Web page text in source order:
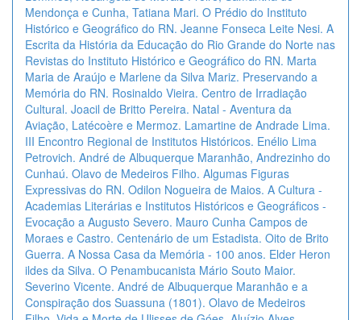
Mendonça e Cunha, Tatiana Mari. O Prédio do Instituto
Histórico e Geográfico do RN. Jeanne Fonseca Leite Nesi. A
Escrita da História da Educação do Rio Grande do Norte nas
Revistas do Instituto Histórico e Geográfico do RN. Marta
Maria de Araújo e Marlene da Silva Mariz. Preservando a
Memória do RN. Rosinaldo Vieira. Centro de Irradiação
Cultural. Joacil de Britto Pereira. Natal - Aventura da
Aviação, Latécoère e Mermoz. Lamartine de Andrade Lima.
III Encontro Regional de Institutos Históricos. Enélio Lima
Petrovich. André de Albuquerque Maranhão, Andrezinho do
Cunhaú. Olavo de Medeiros Filho. Algumas Figuras
Expressivas do RN. Odilon Nogueira de Maios. A Cultura -
Academias Literárias e Institutos Históricos e Geográficos -
Evocação a Augusto Severo. Mauro Cunha Campos de
Moraes e Castro. Centenário de um Estadista. Oito de Brito
Guerra. A Nossa Casa da Memória - 100 anos. Elder Heron
ildes da Silva. O Penambucanista Mário Souto Maior.
Severino Vicente. André de Albuquerque Maranhão e a
Conspiração dos Suassuna (1801). Olavo de Medeiros